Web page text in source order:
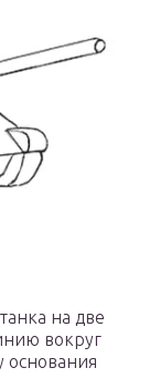
на две
вокруг
основания